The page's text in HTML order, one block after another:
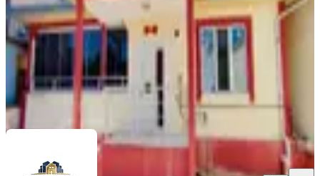
4.250.000 ₺
Germenicia GayrimenkulCelalettin Yarpuz
Ara